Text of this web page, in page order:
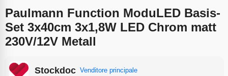
Paulmann Function ModuLED Basis-
Set 3x40cm 3x1,8W LED Chrom matt
230V/12V Metall
Stockdoc Venditore principale